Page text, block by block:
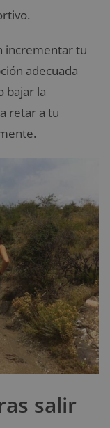
incrementar tu
adecuada
bajar la
retar a tu
salir